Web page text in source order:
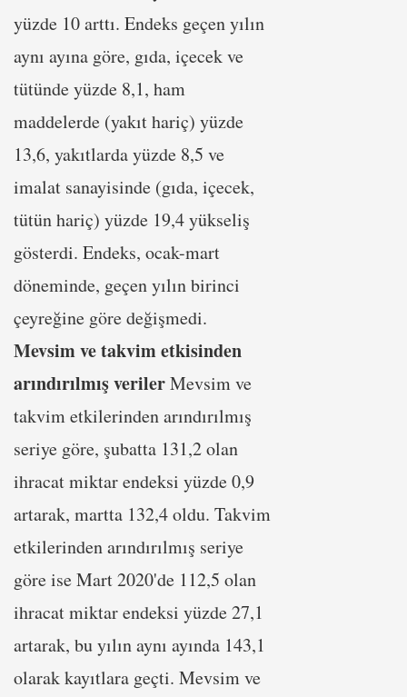
yüzde 10 arttı. Endeks geçen yılın
aynı ayına göre, gıda, içecek ve
tütünde yüzde 8,1, ham
maddelerde (yakıt hariç) yüzde
13,6, yakıtlarda yüzde 8,5 ve
imalat sanayisinde (gıda, içecek,
tütün hariç) yüzde 19,4 yükseliş
gösterdi. Endeks, ocak-mart
döneminde, geçen yılın birinci
çeyreğine göre değişmedi.
Mevsim ve takvim etkisinden
arındırılmış verilerMevsim ve
takvim etkilerinden arındırılmış
seriye göre, şubatta 131,2 olan
ihracat miktar endeksi yüzde 0,9
artarak, martta 132,4 oldu. Takvim
etkilerinden arındırılmış seriye
göre ise Mart 2020'de 112,5 olan
ihracat miktar endeksi yüzde 27,1
artarak, bu yılın aynı ayında 143,1
olarak kayıtlara geçti. Mevsim ve